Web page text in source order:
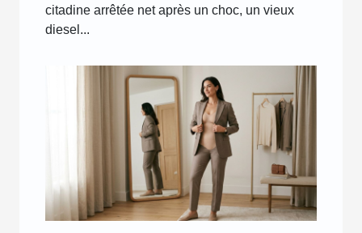
citadine arrêtée net après un choc, un vieux
diesel...